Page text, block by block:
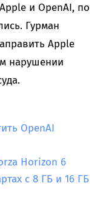
и OpenAI, по
Гурман
Apple
нарушении
OpenAI
Horizon 6
с 8 ГБ и 16 ГБ